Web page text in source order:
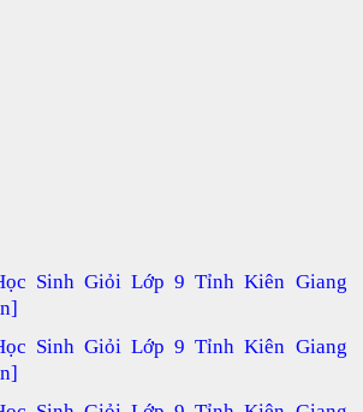
Sinh Giỏi Lớp 9 Tỉnh Kiên Giang
Sinh Giỏi Lớp 9 Tỉnh Kiên Giang